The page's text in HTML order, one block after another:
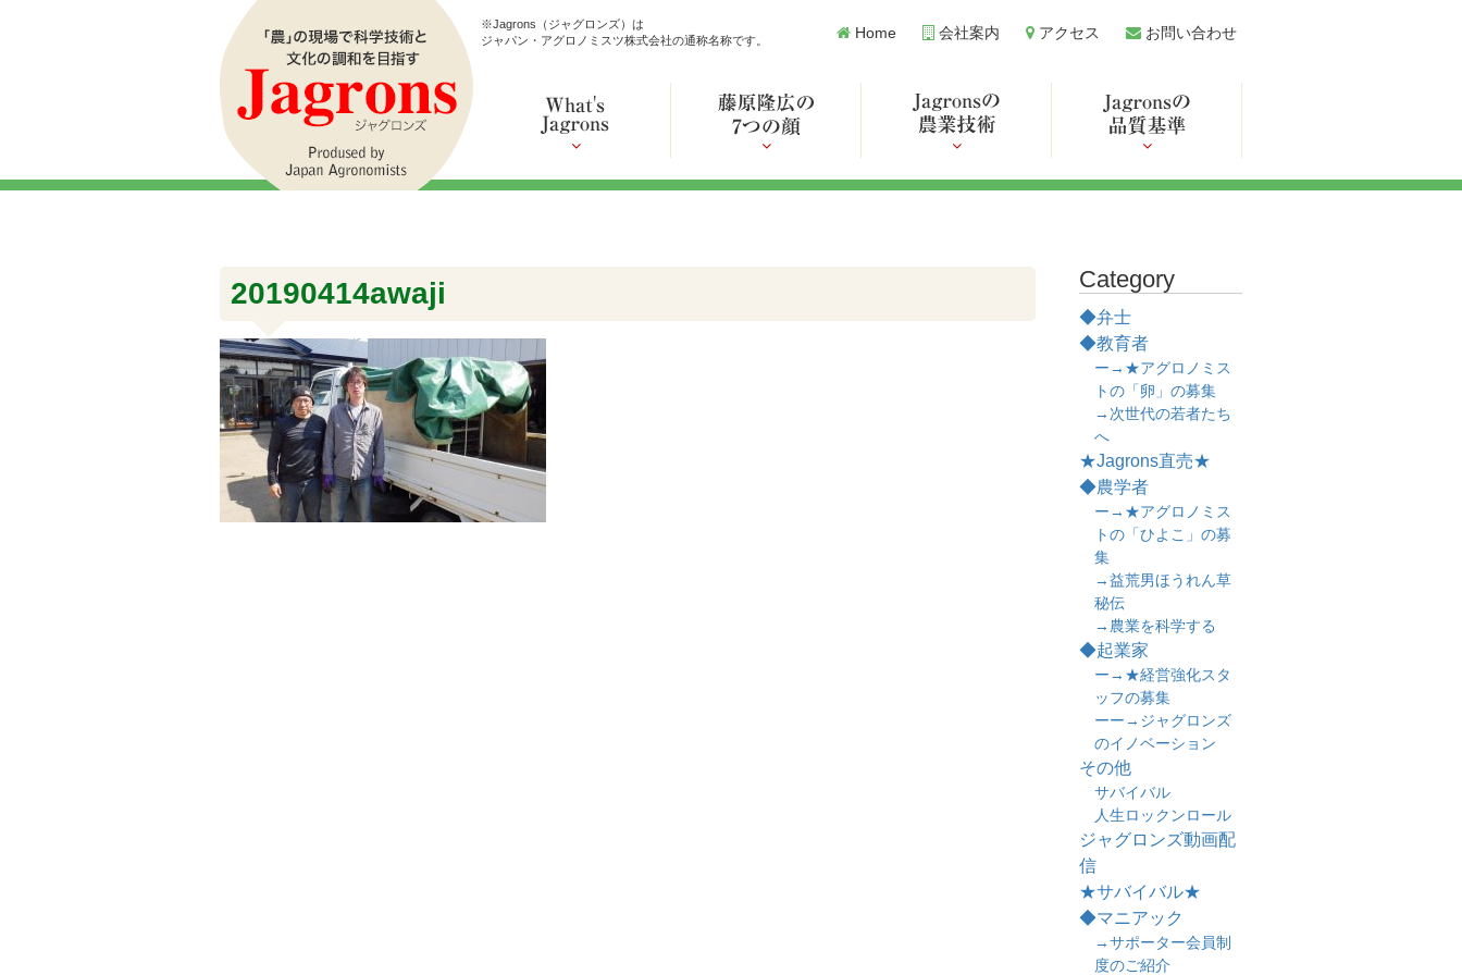
※Jagrons（ジャグロンズ）は
ジャパン・アグロノミスツ株式会社の通称名称です。
Home 会社案内 アクセス お問い合わせ
20190414awaji Category
◆弁士
◆教育者
ー→★アグロノミス
トの「卵」の募集
→次世代の若者たち
へ
★Jagrons直売★
◆農学者
ー→★アグロノミス
トの「ひよこ」の募
集
→益荒男ほうれん草
秘伝
→農業を科学する
◆起業家
ー→★経営強化スタ
ッフの募集
ーー→ジャグロンズ
のイノベーション
その他
サバイバル
人生ロックンロール
ジャグロンズ動画配
信
★サバイバル★
◆マニアック
→サポーター会員制
度のご紹介